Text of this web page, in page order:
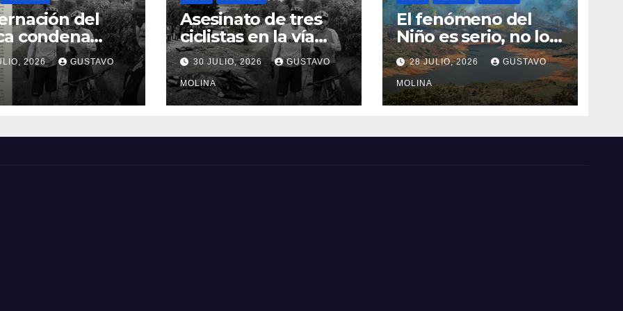
del
condena
de tres
y exige
urgentes
2026 GUSTAVO
Asesinato de tres
ciclistas en la vía
Totoró – Silvia,
genera
consternación en el
Cauca
30 JULIO, 2026 GUSTAVO
MOLINA
El fenómeno del
Niño es serio, no lo
tome a juego
28 JULIO, 2026 GUSTAVO
MOLINA